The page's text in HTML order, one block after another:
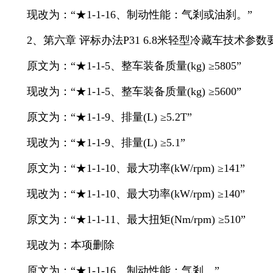
现改为：“★1-1-16、制动性能：气剎或油刹。”
2、第六章 评标办法P31 6.8米轻型冷藏车技术参数
原文为：“★1-1-5、整车装备质量(kg) ≥5805”
现改为：“★1-1-5、整车装备质量(kg) ≥5600”
原文为：“★1-1-9、排量(L) ≥5.2T”
现改为：“★1-1-9、排量(L) ≥5.1”
原文为：“★1-1-10、最大功率(kW/rpm) ≥141”
现改为：“★1-1-10、最大功率(kW/rpm) ≥140”
原文为：“★1-1-11、最大扭矩(Nm/rpm) ≥510”
现改为：本项删除
原文为：“★1-1-16、制动性能：气剎。”